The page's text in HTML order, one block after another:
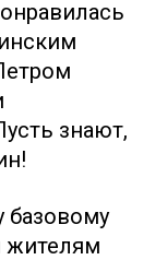
знают,
базовому
жителям